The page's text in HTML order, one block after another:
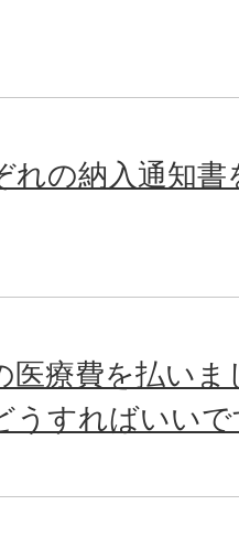
れの納入通知
医療費を払い
うすればいい